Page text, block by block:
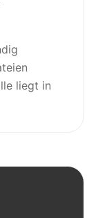
liegt in